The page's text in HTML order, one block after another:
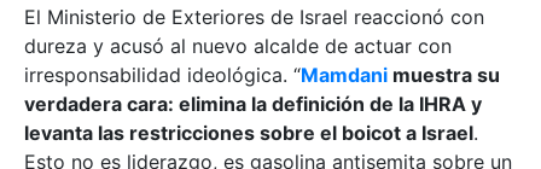
El Ministerio de Exteriores de Israel reaccionó con
dureza y acusó al nuevo alcalde de actuar con
irresponsabilidad ideológica. “Mamdani muestra su
verdadera cara: elimina la definición de la IHRA y
levanta las restricciones sobre el boicot a Israel.
Esto no es liderazgo, es gasolina antisemita sobre un